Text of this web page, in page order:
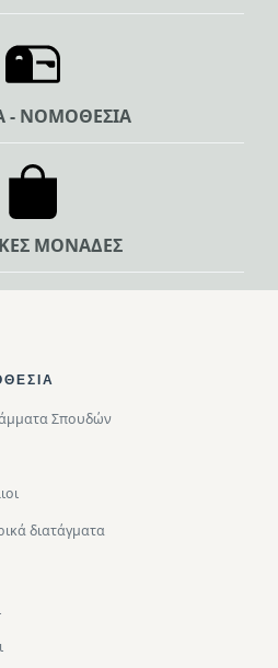
- ΝΟΜΟΘΕΣΙΑ
ΜΟΝΑΔΕΣ
Σπουδών
διατάγματα